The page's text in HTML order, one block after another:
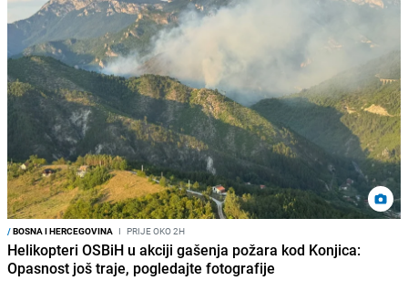
/BOSNA I HERCEGOVINA I PRIJE OKO 2H
Helikopteri OSBiH u akciji gašenja požara kod Konjica:
Opasnost još traje, pogledajte fotografije